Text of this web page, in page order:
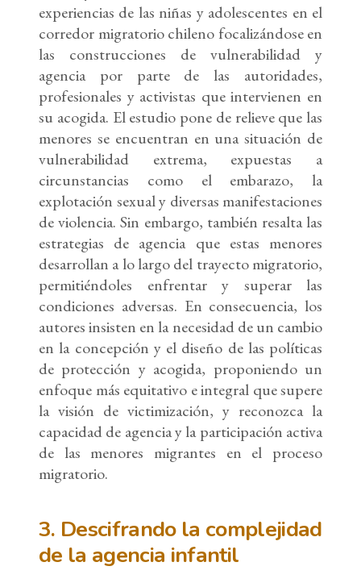
experiencias de las niñas y adolescentes en el
corredor migratorio chileno focalizándose en
las construcciones de vulnerabilidad y
agencia por parte de las autoridades,
profesionales y activistas que intervienen en
su acogida. El estudio pone de relieve que las
menores se encuentran en una situación de
vulnerabilidad extrema, expuestas a
circunstancias como el embarazo, la
explotación sexual y diversas manifestaciones
de violencia. Sin embargo, también resalta las
estrategias de agencia que estas menores
desarrollan a lo largo del trayecto migratorio,
permitiéndoles enfrentar y superar las
condiciones adversas. En consecuencia, los
autores insisten en la necesidad de un cambio
en la concepción y el diseño de las políticas
de protección y acogida, proponiendo un
enfoque más equitativo e integral que supere
la visión de victimización, y reconozca la
capacidad de agencia y la participación activa
de las menores migrantes en el proceso
migratorio.
3. Descifrando la complejidad
de la agencia infantil